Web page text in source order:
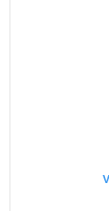
สมัคร
เพื่อไม่พลา
เพื่อรับข้อมู